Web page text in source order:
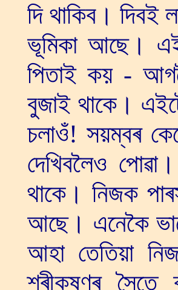
দি থাকিব। দিবই
ভূমিকা আছে। এই
পিতাই কয় -
বুজাই থাকে।
চলাওঁ! সয়ম্বৰ
দেখিবলৈও
থাকে। নিজক
আছে। এনেকৈ
আহা তেতিয়া
শ্ৰীকৃষ্ণৰ সৈতে